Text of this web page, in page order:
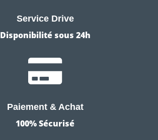
Service Drive
Disponibilité sous 24h

Paiement & Achat
100% Sécurisé